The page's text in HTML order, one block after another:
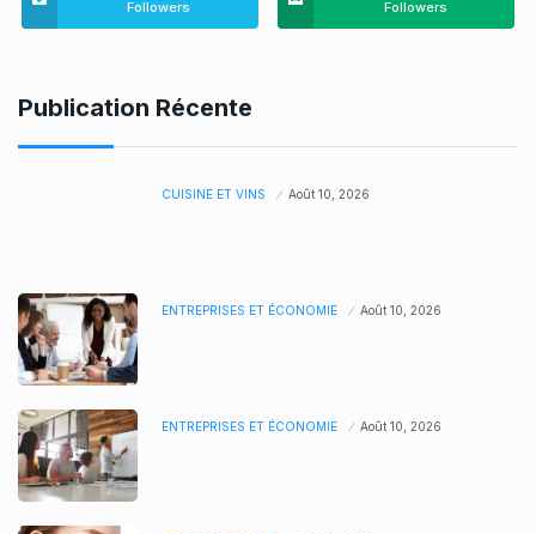
Followers Followers
Publication Récente
CUISINE ET VINS Août 10, 2026
ENTREPRISES ET ÉCONOMIE Août 10, 2026
ENTREPRISES ET ÉCONOMIE Août 10, 2026